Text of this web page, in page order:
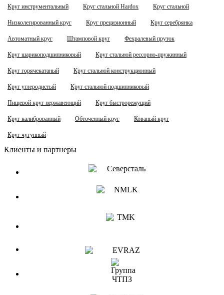
Круг инструментальный Круг стальной Hardox Круг стальной
Низколегированный круг Круг прецизионный Круг серебрянка
Автоматный круг Штамповой круг Фехралевый пруток
Круг шарикоподшипниковый Круг стальной рессорно-пружинный
Круг горячекатаный Круг стальной конструкционный
Круг углеродистый Круг стальной подшипниковый
Пищевой круг нержавеющий Круг быстрорежущий
Круг калиброванный Обточенный круг Кованый круг
Круг чугунный
Клиенты и партнеры